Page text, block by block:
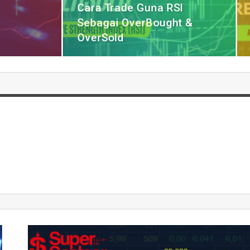
Cara Trade Guna RSI
Sebagai OverBought &
OverSold